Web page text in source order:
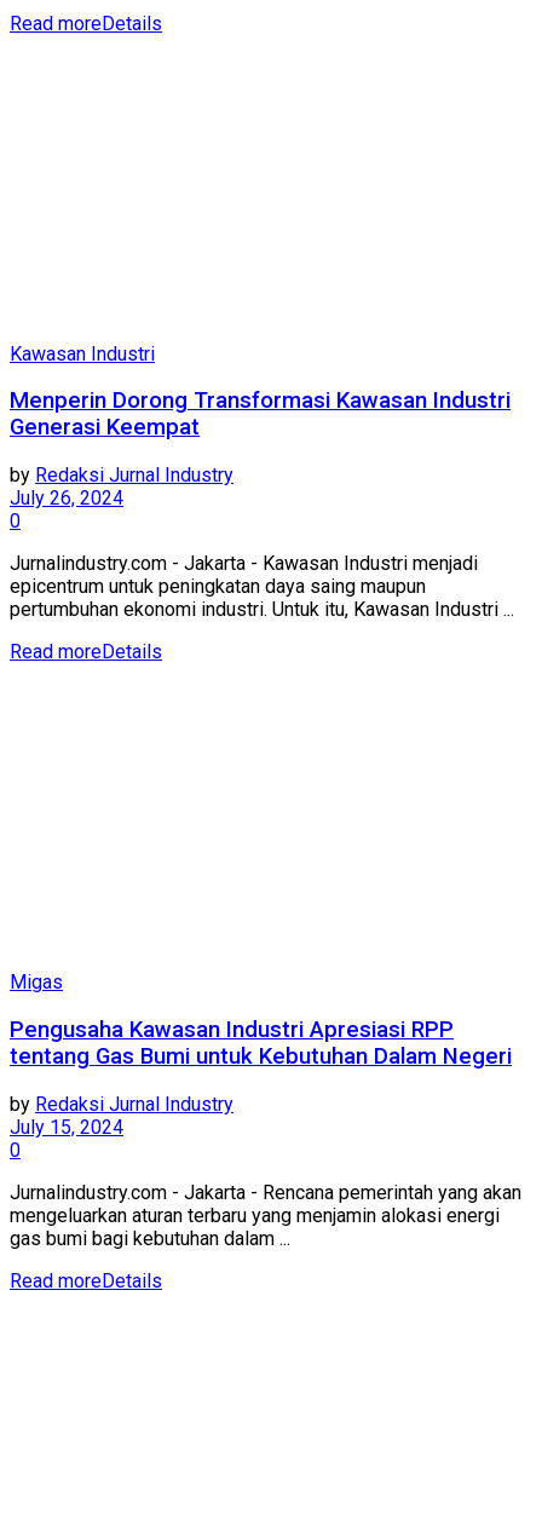
Read moreDetails
Kawasan Industri
Menperin Dorong Transformasi Kawasan Industri
Generasi Keempat
by Redaksi Jurnal Industry
July 26, 2024
0
Jurnalindustry.com - Jakarta - Kawasan Industri menjadi
epicentrum untuk peningkatan daya saing maupun
pertumbuhan ekonomi industri. Untuk itu, Kawasan Industri ...
Read moreDetails
Migas
Pengusaha Kawasan Industri Apresiasi RPP
tentang Gas Bumi untuk Kebutuhan Dalam Negeri
by Redaksi Jurnal Industry
July 15, 2024
0
Jurnalindustry.com - Jakarta - Rencana pemerintah yang akan
mengeluarkan aturan terbaru yang menjamin alokasi energi
gas bumi bagi kebutuhan dalam ...
Read moreDetails